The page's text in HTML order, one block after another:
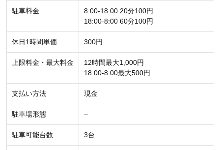
駐車料金
8:00-18:00 20分100円
18:00-8:00 60分100円
休日1時間単価 300円
上限料金・最大料金
12時間最大1,000円
18:00-8:00最大500円
支払い方法 現金
駐車場形態 –
駐車可能台数 3台